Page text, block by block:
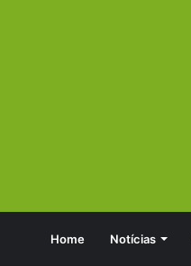
Home Notícias